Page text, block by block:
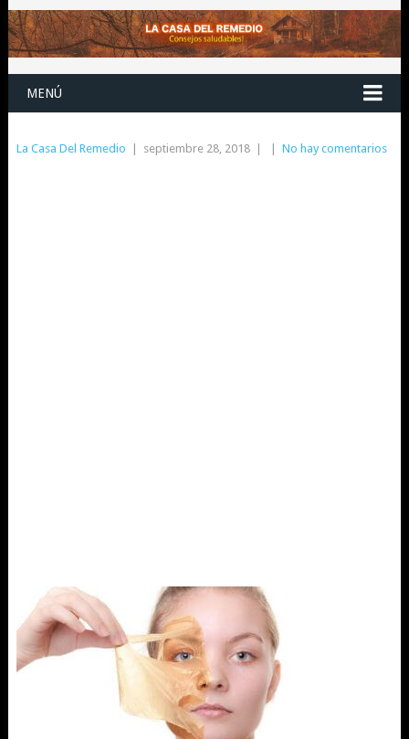
MENÚ
La Casa Del Remedio septiembre 28, 2018 No hay comentarios